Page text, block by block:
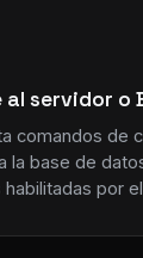
servidor o
comandos de
la base de
por